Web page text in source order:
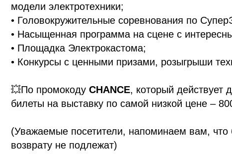
модели электротехники;
• Головокружительные соревнования по
• Насыщенная программа на сцене с
• Площадка Электрокастома;
• Конкурсы с ценными призами, розыгрыши
💥По промокоду CHANCE, который действует
билеты на выставку по самой низкой цене –
(Уважаемые посетители, напоминаем вам, что
возврату не подлежат)